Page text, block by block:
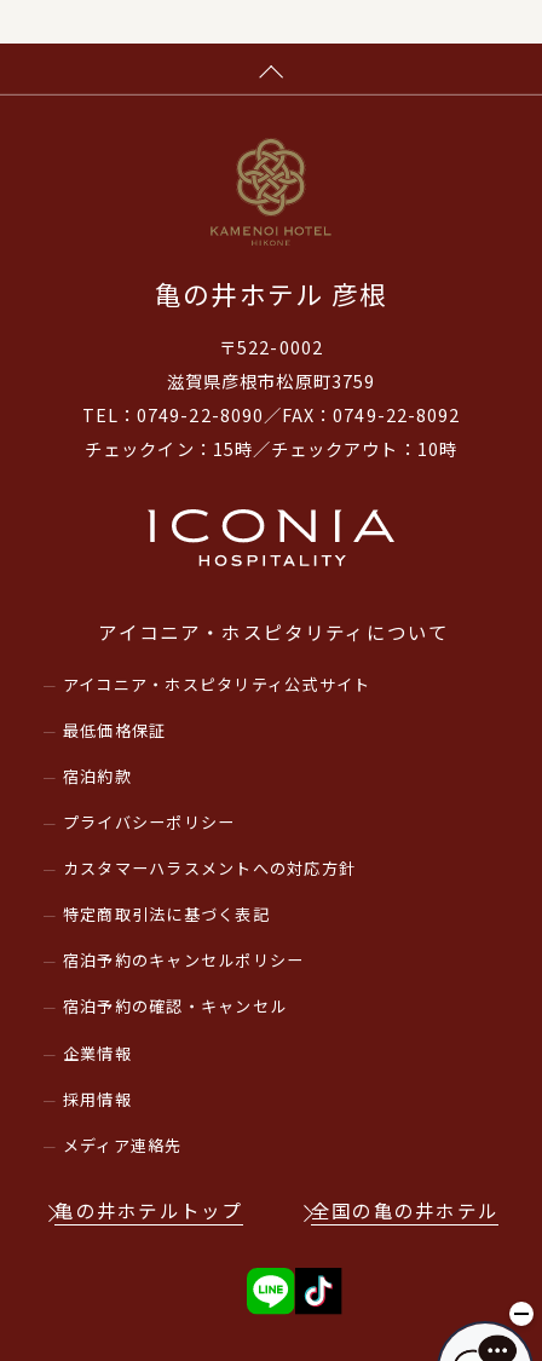
亀の井ホテル 彦根
〒522-0002
滋賀県彦根市松原町3759
TEL：0749-22-8090／FAX：0749-22-8092
チェックイン：15時／チェックアウト：10時
アイコニア・ホスピタリティについて
アイコニア・ホスピタリティ公式サイト
最低価格保証
宿泊約款
プライバシーポリシー
カスタマーハラスメントへの対応方針
特定商取引法に基づく表記
宿泊予約のキャンセルポリシー
宿泊予約の確認・キャンセル
企業情報
採用情報
メディア連絡先
亀の井ホテルトップ 全国の亀の井ホテル